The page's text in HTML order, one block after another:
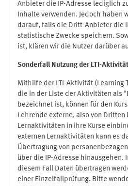
Anbieter die IP-Adresse lediglich
Inhalte verwenden. Jedoch haben
darauf, falls die Dritt-Anbieter die
statistische Zwecke speichern.
ist, klären wir die Nutzer darüber
Sonderfall Nutzung der LTI-Aktivität
Mithilfe der LTI-Aktivität (Learning
die in der Liste der Aktivitäten als
bezeichnet ist, können für den
Lehrende externe, also von
Lernaktivitäten in ihre Kurse
externen Lernaktivitäten kann es
Übertragung von
über die IP-Adresse hinausgehen.
diesem Fall Daten übertragen
einer Einzelfallprüfung. Bitte